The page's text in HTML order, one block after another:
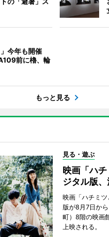
」今年も開催
前に櫓、輪
もっと見る
見る・遊ぶ
映画「ハ
ジタル版
映画「ハチミ
版が8月7日か
町）8階の映画
上映される。